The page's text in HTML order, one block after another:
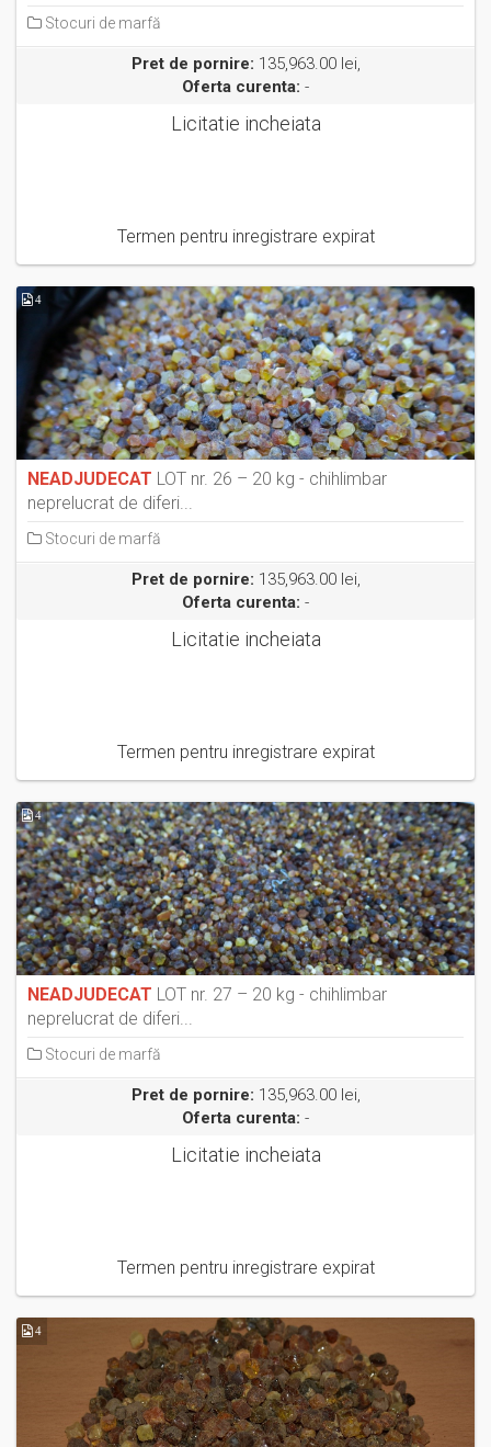
Stocuri de marfă
Pret de pornire: 135,963.00 lei,
Oferta curenta: -
Licitatie incheiata
Termen pentru inregistrare expirat
4
NEADJUDECAT LOT nr. 26 – 20 kg - chihlimbar
neprelucrat de diferi...
Stocuri de marfă
Pret de pornire: 135,963.00 lei,
Oferta curenta: -
Licitatie incheiata
Termen pentru inregistrare expirat
4
NEADJUDECAT LOT nr. 27 – 20 kg - chihlimbar
neprelucrat de diferi...
Stocuri de marfă
Pret de pornire: 135,963.00 lei,
Oferta curenta: -
Licitatie incheiata
Termen pentru inregistrare expirat
4